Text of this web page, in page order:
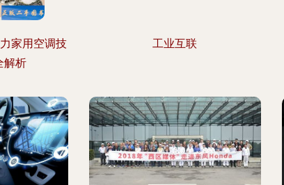
家用空调技
解析
工业互联